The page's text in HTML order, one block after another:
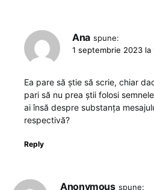
Ana spune:
1 septembrie 2023 la
Ea pare să știe să scrie, chiar
pari să nu prea știi folosi
ai însă despre substanța
respectivă?
Reply
Anonymous spune: